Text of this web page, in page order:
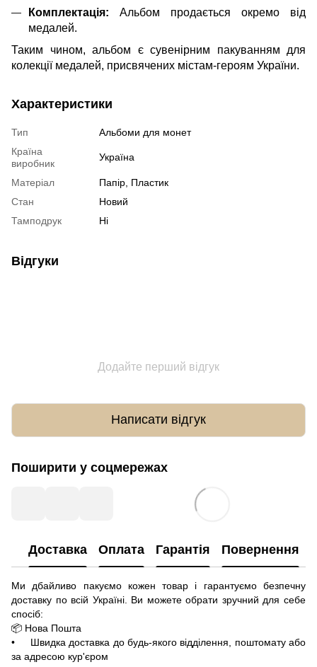
Комплектація: Альбом продається окремо від
медалей.
Таким чином, альбом є сувенірним пакуванням для
колекції медалей, присвячених містам-героям України.
Характеристики
Тип
Альбоми для монет
Країна
виробник
Україна
Матеріал
Папір, Пластик
Стан
Новий
Тамподрук
Ні
Відгуки
Додайте перший відгук
Написати відгук
Поширити у соцмережах
Доставка Оплата Гарантія Повернення
Ми дбайливо пакуємо кожен товар і гарантуємо безпечну
доставку по всій Україні. Ви можете обрати зручний для себе
спосіб:
📦 Нова Пошта
• Швидка доставка до будь-якого відділення, поштомату або
за адресою кур'єром